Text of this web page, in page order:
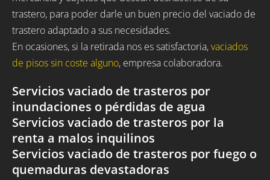
trastero, para poder darle un buen precio del vaciado de
trastero adaptado a sus necesidades.
En ocasiones, si la retirada nos es satisfactoria,vaciados
de pisos sin coste alguno, empresa colaboradora.
Servicios vaciado de trasteros por
inundaciones o pérdidas de agua
Servicios vaciado de trasteros por la
renta a malos inquilinos
Servicios vaciado de trasteros por fuego o
quemaduras devastadoras